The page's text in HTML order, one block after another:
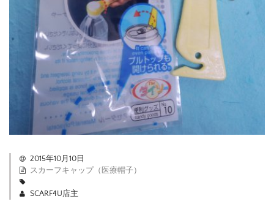
2015年10月10日
スカーフキャップ（医療帽子）
SCARF4U店主